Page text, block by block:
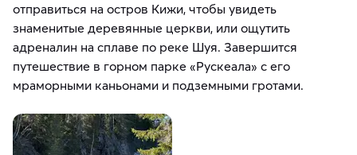
отправиться на остров Кижи, чтобы увидеть
знаменитые деревянные церкви, или ощутить
адреналин на сплаве по реке Шуя. Завершится
путешествие в горном парке «Рускеала» с его
мраморными каньонами и подземными гротами.